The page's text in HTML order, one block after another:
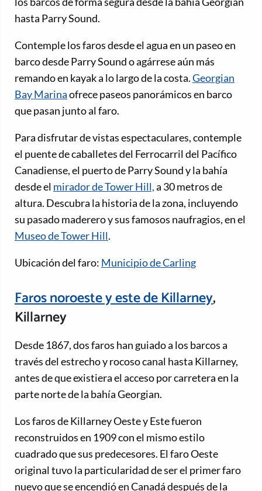
hasta Parry Sound.
Contemple los faros desde el agua en un paseo en
barco desde Parry Sound o agárrese aún más
remando en kayak a lo largo de la costa.Georgian
Bay Marinaofrece paseos panorámicos en barco
que pasan junto al faro.
Para disfrutar de vistas espectaculares, contemple
el puente de caballetes del Ferrocarril del Pacífico
Canadiense, el puerto de Parry Sound y la bahía
desde el mirador de Tower Hill,a 30 metros de
altura. Descubra la historia de la zona, incluyendo
su pasado maderero y sus famosos naufragios, en el
Museo de Tower Hill.
Ubicación del faro: Municipio de Carling
Faros noroeste y este de Killarney,
Killarney
Desde 1867, dos faros han guiado a los barcos a
través del estrecho y rocoso canal hasta Killarney,
antes de que existiera el acceso por carretera en la
parte norte de la bahía Georgian.
Los faros de Killarney Oeste y Este fueron
reconstruidos en 1909 con el mismo estilo
cuadrado que sus predecesores. El faro Oeste
original tuvo la particularidad de ser el primer faro
nuevo que se encendió en Canadá después de la